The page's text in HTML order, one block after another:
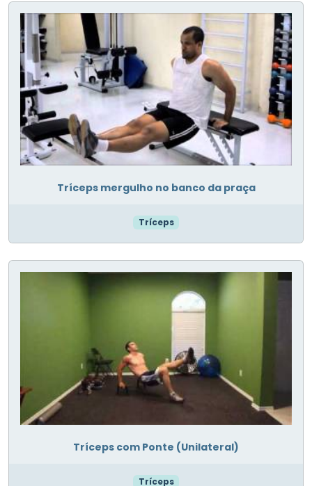
Tríceps mergulho no banco da praça
Tríceps
Tríceps com Ponte (Unilateral)
Tríceps